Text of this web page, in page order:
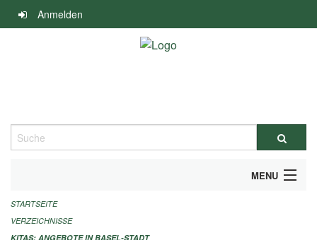
Navigation
überspringen
Anmelden
Suche
MENU
ALLGEMEINE INFORMATIONEN
IMPRESSUM
STARTSEITE
VERZEICHNISSE
KITAS: ANGEBOTE IN BASEL-STADT